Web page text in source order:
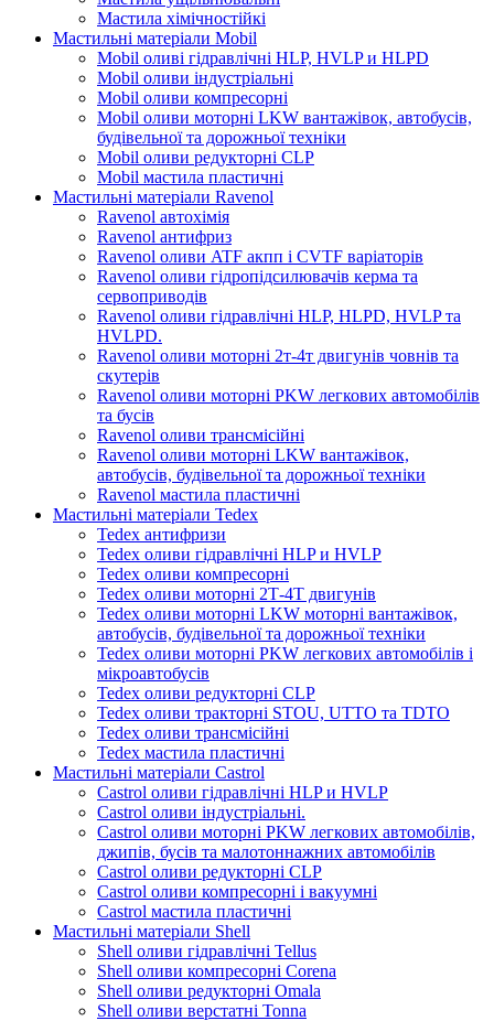
Мастила хімічностійкі
Мастильні матеріали Mobil
Mobil оливі гідравлічні HLP, HVLP и HLPD
Mobil оливи індустріальні
Mobil оливи компресорні
Mobil оливи моторні LKW вантажівок, автобусів,
будівельної та дорожньої техніки
Mobil оливи редукторні CLP
Mobil мастила пластичні
Мастильні матеріали Ravenol
Ravenol автохімія
Ravenol антифриз
Ravenol оливи ATF акпп і CVTF варіаторів
Ravenol оливи гідропідсилювачів керма та
сервоприводів
Ravenol оливи гідравлічні HLP, HLPD, HVLP та
HVLPD.
Ravenol оливи моторні 2т-4т двигунів човнів та
скутерів
Ravenol оливи моторні PKW легкових автомобілів
та бусів
Ravenol оливи трансмісійні
Ravenol оливи моторні LKW вантажівок,
автобусів, будівельної та дорожньої техніки
Ravenol мастила пластичні
Мастильні матеріали Tedex
Tedex антифризи
Tedex оливи гідравлічні HLP и HVLP
Tedex оливи компресорні
Tedex оливи моторні 2Т-4Т двигунів
Tedex оливи моторні LKW моторні вантажівок,
автобусів, будівельної та дорожньої техніки
Tedex оливи моторні PKW легкових автомобілів і
мікроавтобусів
Tedex оливи редукторні CLP
Tedex оливи тракторні STOU, UTTO та TDTO
Tedex оливи трансмісійні
Tedex мастила пластичні
Мастильні матеріали Castrol
Castrol оливи гідравлічні HLP и HVLP
Castrol оливи індустріальні.
Castrol оливи моторні PKW легкових автомобілів,
джипів, бусів та малотоннажних автомобілів
Castrol оливи редукторні CLP
Castrol оливи компресорні і вакуумні
Castrol мастила пластичні
Мастильні матеріали Shell
Shell оливи гідравлічні Tellus
Shell оливи компресорні Corena
Shell оливи редукторні Omala
Shell оливи верстатні Tonna